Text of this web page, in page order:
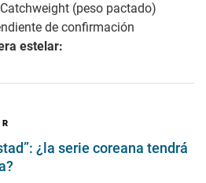
Catchweight (peso pactado)
de confirmación
estelar:
¿la serie coreana tendrá